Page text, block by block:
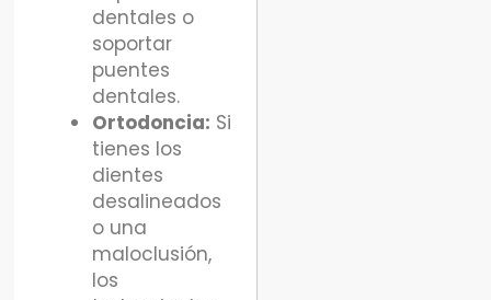
dentales o
soportar
puentes
dentales.
Ortodoncia: Si
tienes los
dientes
desalineados
o una
maloclusión,
los